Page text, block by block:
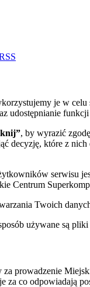
je w
udostępnianie
, by wyrazić
decyzję, które z
serwisu
Centrum
Twoich
używane są
prowadzenie
za co odpowiadają